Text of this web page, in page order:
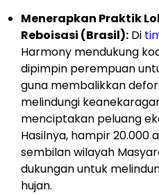
Menerapkan Praktik
Reboisasi (Brasil): Di
Harmony mendukung
dipimpin perempuan
guna membalikkan
melindungi
menciptakan peluang
Hasilnya, hampir
sembilan wilayah
dukungan untuk
hujan.